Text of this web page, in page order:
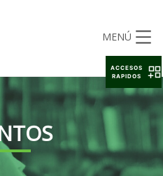
MENÚ
ACCESOS
RAPIDOS